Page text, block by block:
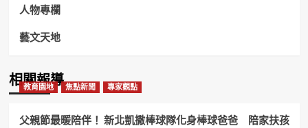
人物專欄
藝文天地
相關報導
教育園地 焦點新聞 專家觀點
父親節最暖陪伴！ 新北凱撒棒球隊化身棒球爸爸 陪家扶孩